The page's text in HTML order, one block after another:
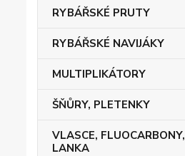
RYBÁŘSKÉ PRUTY
RYBÁŘSKÉ NAVIJÁKY
MULTIPLIKÁTORY
ŠŇŮRY, PLETENKY
VLASCE, FLUOCARBONY,
LANKA